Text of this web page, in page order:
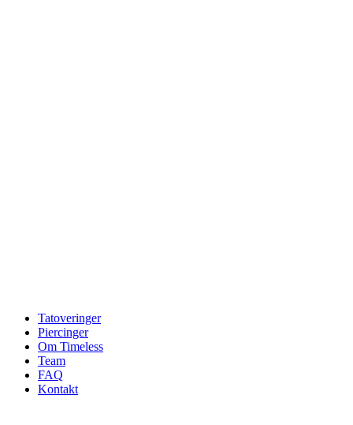
Tatoveringer
Piercinger
Om Timeless
Team
FAQ
Kontakt